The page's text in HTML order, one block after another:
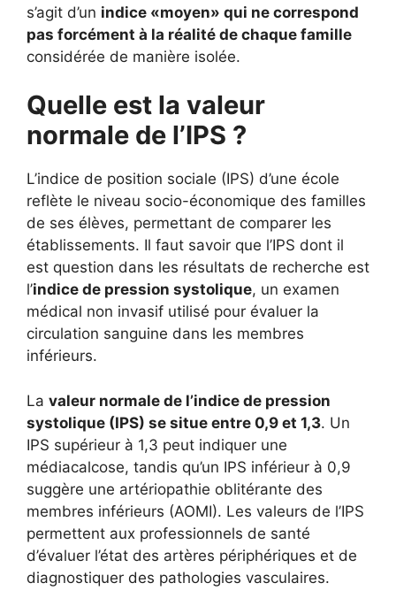
s’agit d’un indice «moyen» qui ne correspond
pas forcément à la réalité de chaque famille
considérée de manière isolée.
Quelle est la valeur
normale de l’IPS ?
L’indice de position sociale (IPS) d’une école
reflète le niveau socio-économique des familles
de ses élèves, permettant de comparer les
établissements. Il faut savoir que l’IPS dont il
est question dans les résultats de recherche est
l’indice de pression systolique, un examen
médical non invasif utilisé pour évaluer la
circulation sanguine dans les membres
inférieurs.
La valeur normale de l’indice de pression
systolique (IPS) se situe entre 0,9 et 1,3. Un
IPS supérieur à 1,3 peut indiquer une
médiacalcose, tandis qu’un IPS inférieur à 0,9
suggère une artériopathie oblitérante des
membres inférieurs (AOMI). Les valeurs de l’IPS
permettent aux professionnels de santé
d’évaluer l’état des artères périphériques et de
diagnostiquer des pathologies vasculaires.